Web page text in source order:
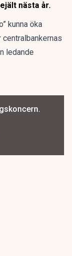
nästa år.
kunna öka
ledande